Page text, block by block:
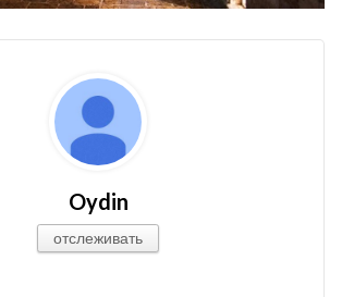
Oydin
отслеживать